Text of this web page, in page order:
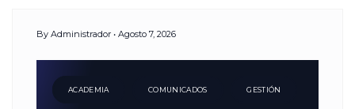
By Administrador Agosto 7, 2026
ACADEMIA COMUNICADOS GESTIÓN